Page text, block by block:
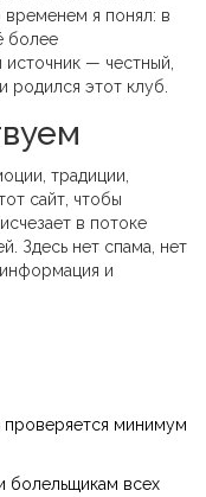
я понял: в
более
— честный,
родился этот клуб.
традиции,
сайт, чтобы
в потоке
Здесь нет спама, нет
и
минимум
болельщикам всех